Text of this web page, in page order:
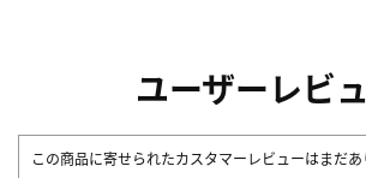
ユーザーレビ
この商品に寄せられたカスタマーレビューはまだあ